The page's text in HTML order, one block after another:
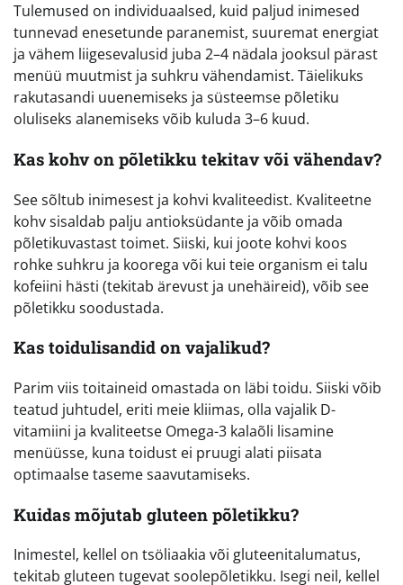
Tulemused on individuaalsed, kuid paljud inimesed
tunnevad enesetunde paranemist, suuremat energiat
ja vähem liigesevalusid juba 2–4 nädala jooksul pärast
menüü muutmist ja suhkru vähendamist. Täielikuks
rakutasandi uuenemiseks ja süsteemse põletiku
oluliseks alanemiseks võib kuluda 3–6 kuud.
Kas kohv on põletikku tekitav või vähendav?
See sõltub inimesest ja kohvi kvaliteedist. Kvaliteetne
kohv sisaldab palju antioksüdante ja võib omada
põletikuvastast toimet. Siiski, kui joote kohvi koos
rohke suhkru ja koorega või kui teie organism ei talu
kofeiini hästi (tekitab ärevust ja unehäireid), võib see
põletikku soodustada.
Kas toidulisandid on vajalikud?
Parim viis toitaineid omastada on läbi toidu. Siiski võib
teatud juhtudel, eriti meie kliimas, olla vajalik D-
vitamiini ja kvaliteetse Omega-3 kalaõli lisamine
menüüsse, kuna toidust ei pruugi alati piisata
optimaalse taseme saavutamiseks.
Kuidas mõjutab gluteen põletikku?
Inimestel, kellel on tsöliaakia või gluteenitalumatus,
tekitab gluteen tugevat soolepõletikku. Isegi neil, kellel